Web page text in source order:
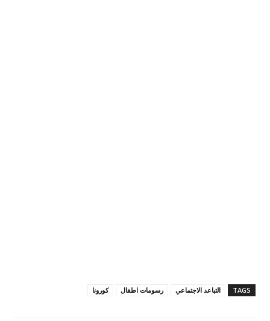
TAGS التباعد الاجتماعي رسومات اطفال كورونا